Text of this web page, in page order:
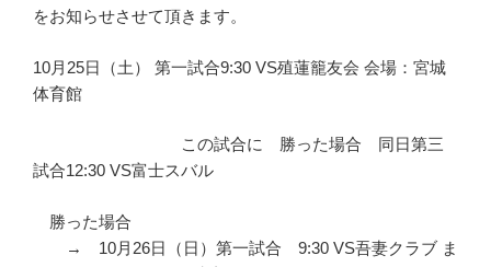
をお知らせさせて頂きます。
10月25日（土） 第一試合9:30 VS殖蓮籠友会 会場：宮城
体育館
この試合に 勝った場合 同日第三
試合12:30 VS富士スバル
勝った場合
→ 10月26日（日）第一試合 9:30 VS吾妻クラブ ま